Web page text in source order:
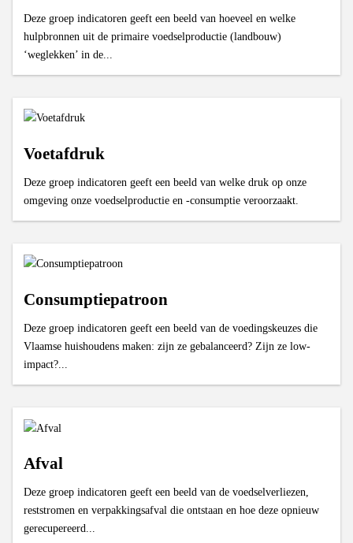
Deze groep indicatoren geeft een beeld van hoeveel en welke
hulpbronnen uit de primaire voedselproductie (landbouw)
‘weglekken’ in de...
Voetafdruk
Deze groep indicatoren geeft een beeld van welke druk op onze
omgeving onze voedselproductie en -consumptie veroorzaakt.
Consumptiepatroon
Deze groep indicatoren geeft een beeld van de voedingskeuzes die
Vlaamse huishoudens maken: zijn ze gebalanceerd? Zijn ze low-
impact?...
Afval
Deze groep indicatoren geeft een beeld van de voedselverliezen,
reststromen en verpakkingsafval die ontstaan en hoe deze opnieuw
gerecupereerd...